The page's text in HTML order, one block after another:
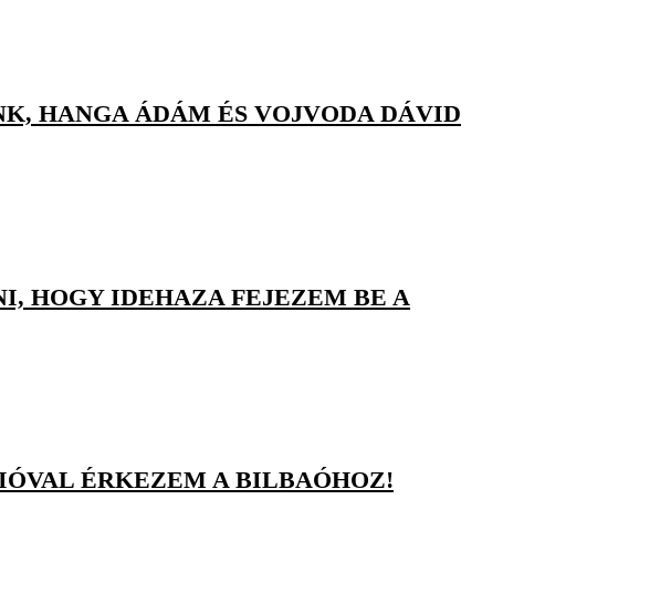
HANGA ÁDÁM ÉS VOJVODA DÁVID
HOGY IDEHAZA FEJEZEM BE A
ÉRKEZEM A BILBAÓHOZ!